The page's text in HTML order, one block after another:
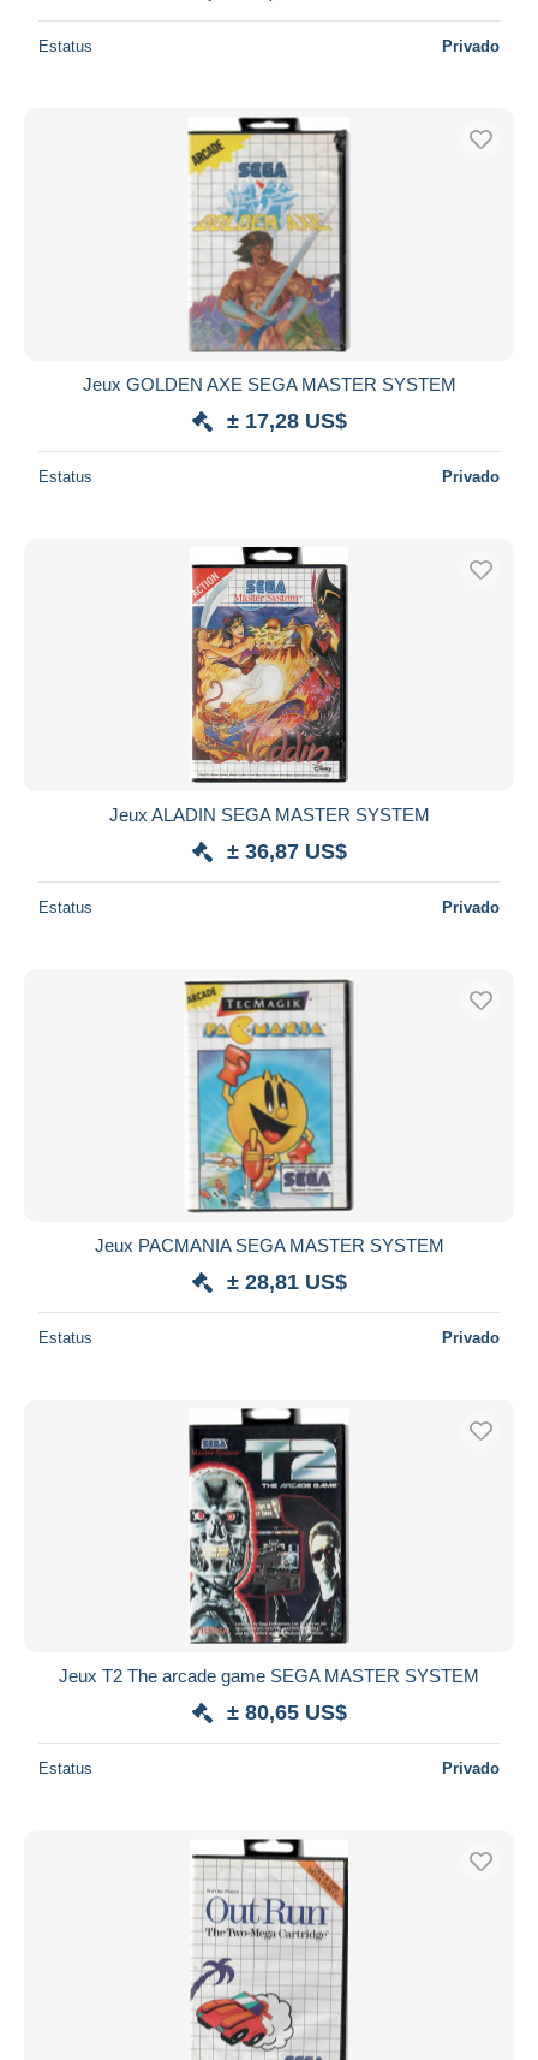
Estatus Privado
Jeux GOLDEN AXE SEGA MASTER SYSTEM
± 17,28 US$
Estatus Privado
Jeux ALADIN SEGA MASTER SYSTEM
± 36,87 US$
Estatus Privado
Jeux PACMANIA SEGA MASTER SYSTEM
± 28,81 US$
Estatus Privado
Jeux T2 The arcade game SEGA MASTER SYSTEM
± 80,65 US$
Estatus Privado